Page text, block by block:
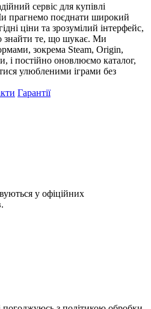
сервіс для купівлі
прагнемо поєднати широкий
ціни та зрозумілий інтерфейс,
знайти те, що шукає. Ми
зокрема Steam, Origin,
і постійно оновлюємо каталог,
улюбленими іграми без
Гарантії
у офіційних